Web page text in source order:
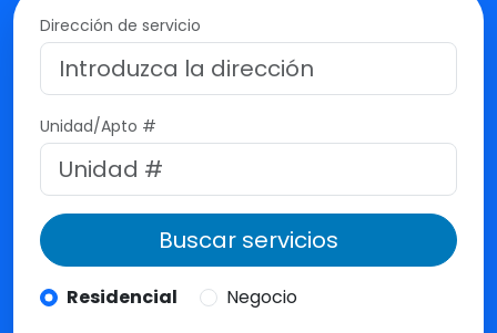
Dirección de servicio
Unidad/Apto #
Buscar servicios
Residencial Negocio